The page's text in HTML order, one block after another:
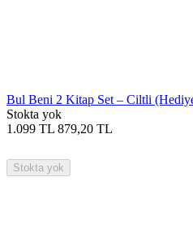
Bul Beni 2 Kitap Set – Ciltli
Stokta yok
1.099 TL 879,20 TL
Stokta yok